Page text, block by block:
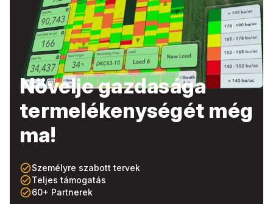
Növelje gazdasága
termelékenységét még
ma!
check_circle_outlineSzemélyre szabott tervek
check_circle_outlineTeljes támogatás
check_circle_outline60+ Partnerek